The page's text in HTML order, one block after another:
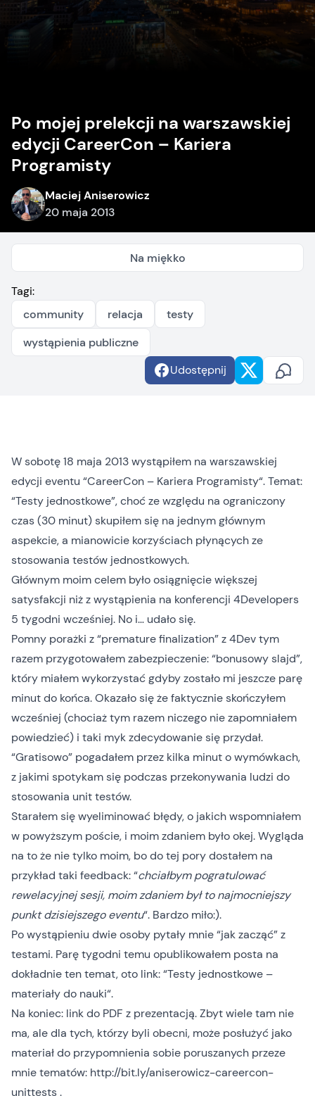
Po mojej prelekcji na warszawskiej
edycji CareerCon – Kariera
Programisty
Maciej Aniserowicz
20 maja 2013
Na miękko
Tagi:
community
relacja
testy
wystąpienia publiczne
Udostępnij
W sobotę 18 maja 2013 wystąpiłem na warszawskiej
edycji eventu “CareerCon – Kariera Programisty“. Temat:
“Testy jednostkowe”, choć ze względu na ograniczony
czas (30 minut) skupiłem się na jednym głównym
aspekcie, a mianowicie korzyściach płynących ze
stosowania testów jednostkowych.
Głównym moim celem było osiągnięcie większej
satysfakcji niż zwystąpienia na konferencji 4Developers
5 tygodni wcześniej. No i… udało się.
Pomny porażki z “premature finalization” z 4Dev tym
razem przygotowałem zabezpieczenie: “bonusowy slajd”,
który miałem wykorzystać gdyby zostało mi jeszcze parę
minut do końca. Okazało się że faktycznie skończyłem
wcześniej (chociaż tym razem niczego nie zapomniałem
powiedzieć) i taki myk zdecydowanie się przydał.
“Gratisowo” pogadałem przez kilka minut o wymówkach,
z jakimi spotykam się podczas przekonywania ludzi do
stosowania unit testów.
Starałem się wyeliminować błędy, o jakich wspomniałem
w powyższym poście, i moim zdaniem było okej. Wygląda
na to że nie tylko moim, bo do tej pory dostałem na
przykład taki feedback: “chciałbym pogratulować
rewelacyjnej sesji, moim zdaniem był to najmocniejszy
punkt dzisiejszego eventu“. Bardzo miło:).
Po wystąpieniu dwie osoby pytały mnie “jak zacząć” z
testami. Parę tygodni temu opublikowałem posta na
dokładnie ten temat, oto link: “Testy jednostkowe –
materiały do nauki“.
Na koniec: link do PDF z prezentacją. Zbyt wiele tam nie
ma, ale dla tych, którzy byli obecni, może posłużyć jako
materiał do przypomnienia sobie poruszanych przeze
mnie tematów: http://bit.ly/aniserowicz-careercon-
unittests.